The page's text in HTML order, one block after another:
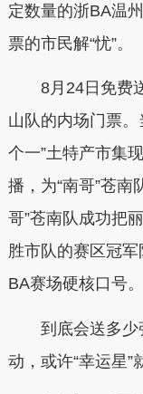
定数量的浙BA温
票的市民解“忧”。
8月24日免费送
山队的内场门票
个一”土特产市集
播，为“南哥”苍南
哥”苍南队成功把
胜市队的赛区冠军
BA赛场硬核口号。
到底会送多少
动，或许“幸运星”